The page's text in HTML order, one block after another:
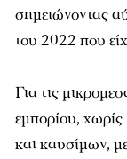
σημειώνοντας
του 2022 που
Για τις
εμπορίου,
και καυσίμων,